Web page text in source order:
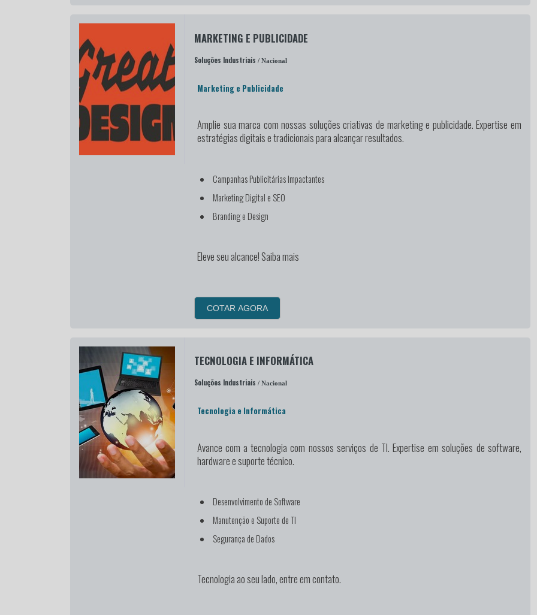
MARKETING E PUBLICIDADE
Soluções Industriais / Nacional
Marketing e Publicidade
Amplie sua marca com nossas soluções criativas de marketing e publicidade. Expertise em
estratégias digitais e tradicionais para alcançar resultados.
Campanhas Publicitárias Impactantes
Marketing Digital e SEO
Branding e Design
Eleve seu alcance! Saiba mais
COTAR AGORA
TECNOLOGIA E INFORMÁTICA
Soluções Industriais / Nacional
Tecnologia e Informática
Avance com a tecnologia com nossos serviços de TI. Expertise em soluções de software,
hardware e suporte técnico.
Desenvolvimento de Software
Manutenção e Suporte de TI
Segurança de Dados
Tecnologia ao seu lado, entre em contato.